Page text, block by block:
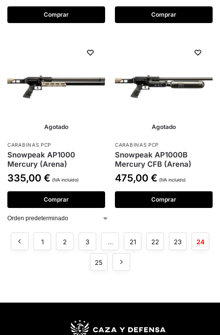
Comprar Comprar
Agotado
CARABINAS PCP
Snowpeak AP1000
Mercury (Arena)
335,00 € (IVA incluido)
Comprar
Agotado
CARABINAS PCP
Snowpeak AP1000B
Mercury CFB (Arena)
475,00 € (IVA incluido)
Comprar
1 2 3 … 21 22 23 24
25